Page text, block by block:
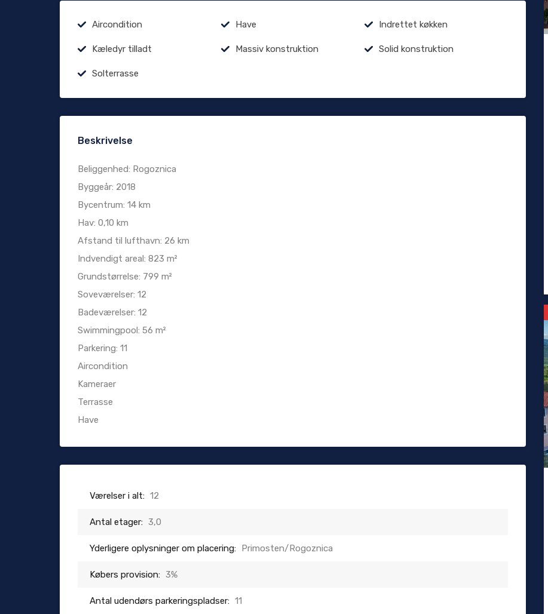
Aircondition Have Indrettet køkken
Kæledyr tilladt Massiv konstruktion Solid konstruktion
Solterrasse
Beskrivelse
Beliggenhed: Rogoznica
Byggeår: 2018
Bycentrum: 14 km
Hav: 0,10 km
Afstand til lufthavn: 26 km
Indvendigt areal: 823 m²
Grundstørrelse: 799 m²
Soveværelser: 12
Badeværelser: 12
Swimmingpool: 56 m²
Parkering: 11
Aircondition
Kameraer
Terrasse
Have
Værelser i alt: 12
Antal etager: 3,0
Yderligere oplysninger om placering: Primosten/Rogoznica
Købers provision: 3%
Antal udendørs parkeringspladser: 11